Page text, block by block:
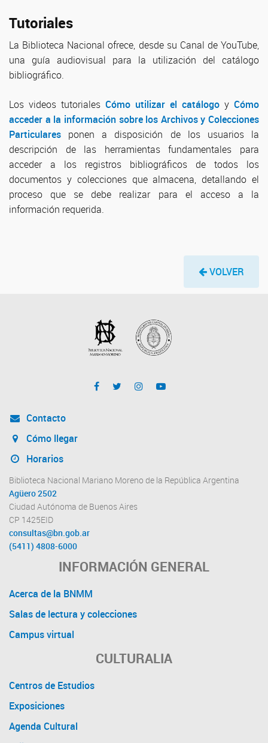
Tutoriales
La Biblioteca Nacional ofrece, desde su Canal de YouTube,
una guía audiovisual para la utilización del catálogo
bibliográfico.
Los videos tutoriales Cómo utilizar el catálogo y Cómo
acceder a la información sobre los Archivos y Colecciones
Particulares ponen a disposición de los usuarios la
descripción de las herramientas fundamentales para
acceder a los registros bibliográficos de todos los
documentos y colecciones que almacena, detallando el
proceso que se debe realizar para el acceso a la
información requerida.
VOLVER
Contacto
Cómo llegar
Horarios
Biblioteca Nacional Mariano Moreno de la República Argentina
Agüero 2502
Ciudad Autónoma de Buenos Aires
CP 1425EID
consultas@bn.gob.ar
(5411) 4808-6000
INFORMACIÓN GENERAL
Acerca de la BNMM
Salas de lectura y colecciones
Campus virtual
CULTURALIA
Centros de Estudios
Exposiciones
Agenda Cultural